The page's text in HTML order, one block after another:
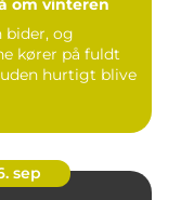
om vinteren
bider, og
kører på fuldt
hurtigt blive
sep